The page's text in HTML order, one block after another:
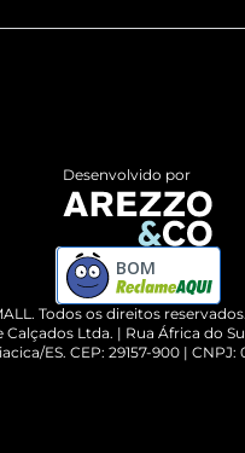
Uso
é confiável
do Produto
WhatsApp
Todos os direitos reservados.
Ltda. | Rua África do
ES. CEP: 29157-900 |
Desenvolvido por
BOM